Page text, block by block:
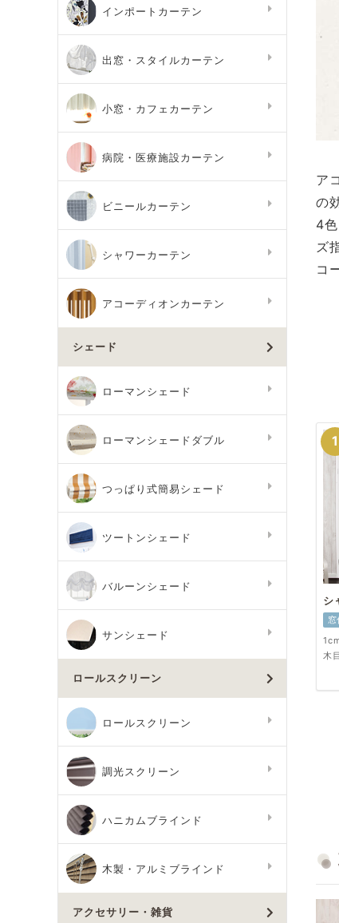
ア
の
4
ズ
コ
シ
窓
木
インポートカーテン
出窓・スタイルカーテン
小窓・カフェカーテン
病院・医療施設カーテン
ビニールカーテン
シャワーカーテン
アコーディオンカーテン
シェード
ローマンシェード
ローマンシェードダブル
つっぱり式簡易シェード
ツートンシェード
バルーンシェード
サンシェード
ロールスクリーン
ロールスクリーン
調光スクリーン
ハニカムブラインド
木製・アルミブラインド
アクセサリー・雑貨